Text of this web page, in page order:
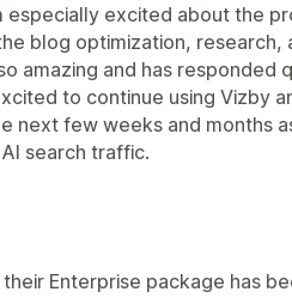
especially excited about the
blog optimization, research,
amazing and has responded
to continue using Vizby
next few weeks and months
search traffic.
Enterprise package has